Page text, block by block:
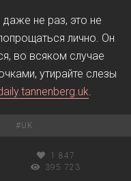
даже не раз, это не
лично. Он
во всяком случае
утирайте слезы
.
#UK
1 847
395 723